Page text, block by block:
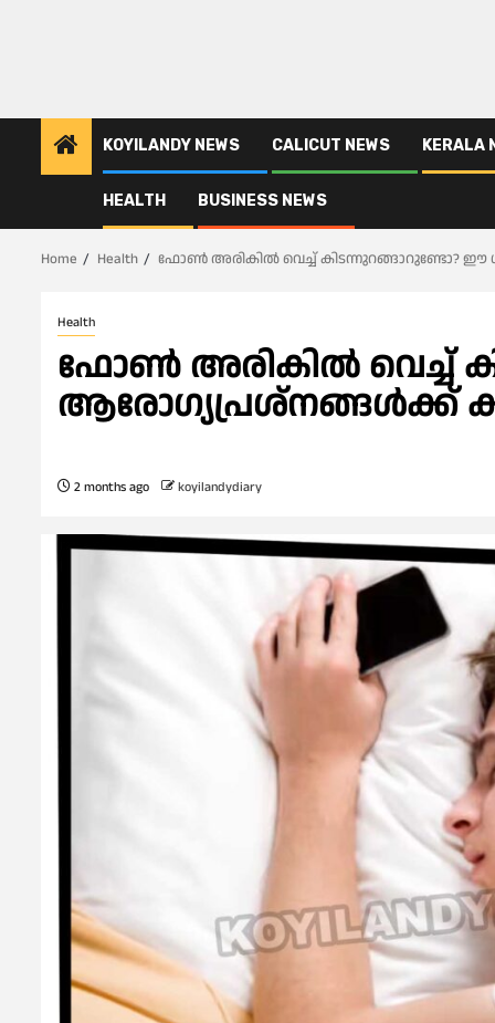
KOYILANDY NEWS CALICUT NEWS KERALA
HEALTH BUSINESS NEWS
Home Health ഫോൺ അരികിൽ വെച്ച് കിടന്നുറങ്ങാറുണ്ടോ?
Health
ഫോൺ അരികിൽ വെച്ച്
ആ​രോ​ഗ്യപ്രശ്നങ്ങൾക്ക്
2 months ago koyilandydiary